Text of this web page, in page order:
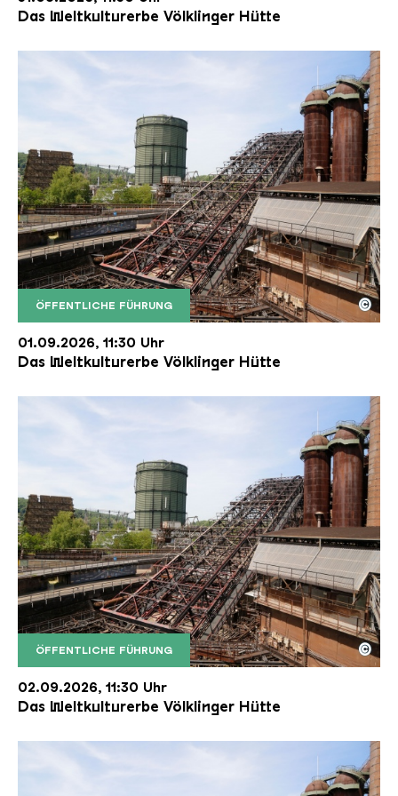
Das Weltkulturerbe Völklinger Hütte
ÖFFENTLICHE FÜHRUNG
Der Erzschrägaufzug der Völklinger Hütte mit
Copyright: Weltkulturerbe Völklinger Hütte | Karl
©
01.09.2026, 11:30 Uhr
Das Weltkulturerbe Völklinger Hütte
ÖFFENTLICHE FÜHRUNG
Der Erzschrägaufzug der Völklinger Hütte mit
Copyright: Weltkulturerbe Völklinger Hütte | Karl
©
02.09.2026, 11:30 Uhr
Das Weltkulturerbe Völklinger Hütte